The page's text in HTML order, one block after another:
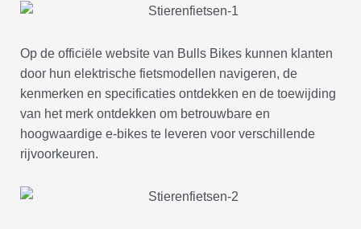
Op de officiële website van Bulls Bikes kunnen klanten
door hun elektrische fietsmodellen navigeren, de
kenmerken en specificaties ontdekken en de toewijding
van het merk ontdekken om betrouwbare en
hoogwaardige e-bikes te leveren voor verschillende
rijvoorkeuren.